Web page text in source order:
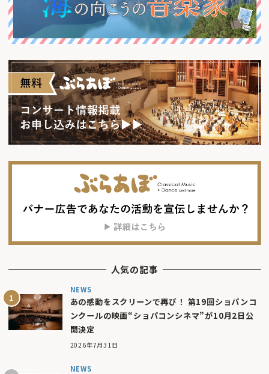
人気の記事
NEWS
あの感動をスクリーンで再び！ 第19回ショパンコ
ンクールの映画“ショパコンシネマ”が10月2日公
開決定
2026年7月31日
NEWS